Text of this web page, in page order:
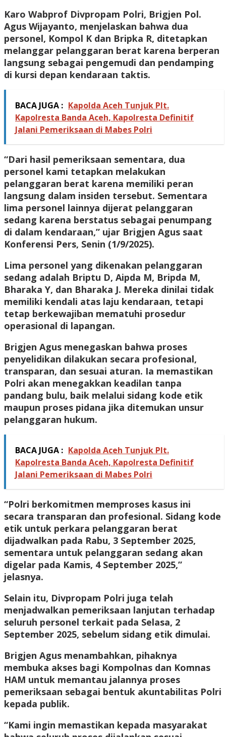
Karo Wabprof Divpropam Polri, Brigjen Pol.
Agus Wijayanto, menjelaskan bahwa dua
personel, Kompol K dan Bripka R, ditetapkan
melanggar pelanggaran berat karena berperan
langsung sebagai pengemudi dan pendamping
di kursi depan kendaraan taktis.
BACA JUGA : Kapolda Aceh Tunjuk Plt.
Kapolresta Banda Aceh, Kapolresta Definitif
Jalani Pemeriksaan di Mabes Polri
“Dari hasil pemeriksaan sementara, dua
personel kami tetapkan melakukan
pelanggaran berat karena memiliki peran
langsung dalam insiden tersebut. Sementara
lima personel lainnya dijerat pelanggaran
sedang karena berstatus sebagai penumpang
di dalam kendaraan,” ujar Brigjen Agus saat
Konferensi Pers, Senin (1/9/2025).
Lima personel yang dikenakan pelanggaran
sedang adalah Briptu D, Aipda M, Bripda M,
Bharaka Y, dan Bharaka J. Mereka dinilai tidak
memiliki kendali atas laju kendaraan, tetapi
tetap berkewajiban mematuhi prosedur
operasional di lapangan.
Brigjen Agus menegaskan bahwa proses
penyelidikan dilakukan secara profesional,
transparan, dan sesuai aturan. Ia memastikan
Polri akan menegakkan keadilan tanpa
pandang bulu, baik melalui sidang kode etik
maupun proses pidana jika ditemukan unsur
pelanggaran hukum.
BACA JUGA : Kapolda Aceh Tunjuk Plt.
Kapolresta Banda Aceh, Kapolresta Definitif
Jalani Pemeriksaan di Mabes Polri
“Polri berkomitmen memproses kasus ini
secara transparan dan profesional. Sidang kode
etik untuk perkara pelanggaran berat
dijadwalkan pada Rabu, 3 September 2025,
sementara untuk pelanggaran sedang akan
digelar pada Kamis, 4 September 2025,”
jelasnya.
Selain itu, Divpropam Polri juga telah
menjadwalkan pemeriksaan lanjutan terhadap
seluruh personel terkait pada Selasa, 2
September 2025, sebelum sidang etik dimulai.
Brigjen Agus menambahkan, pihaknya
membuka akses bagi Kompolnas dan Komnas
HAM untuk memantau jalannya proses
pemeriksaan sebagai bentuk akuntabilitas Polri
kepada publik.
“Kami ingin memastikan kepada masyarakat